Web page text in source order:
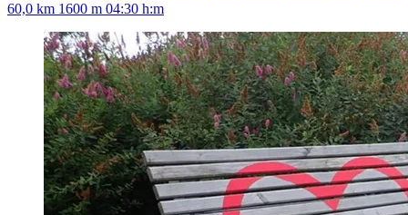
60,0 km 1600 m 04:30 h:m